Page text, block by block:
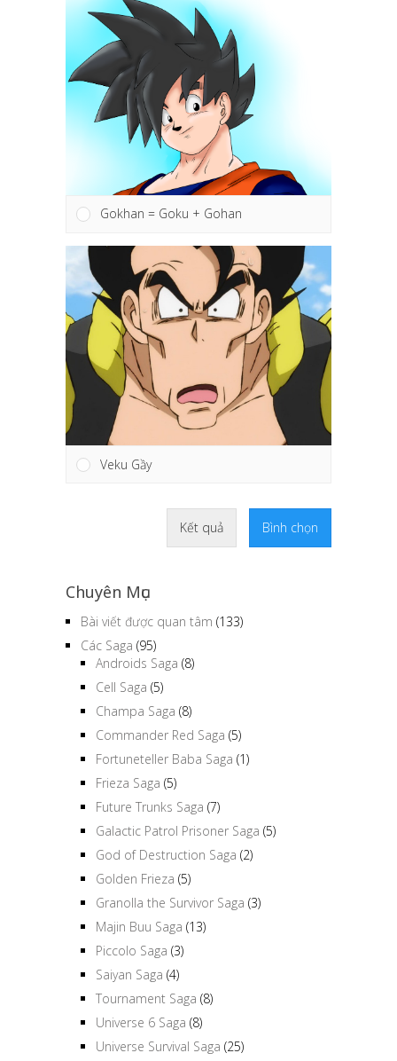
Gokhan = Goku + Gohan
Veku Gầy
Kết quả Bình chọn
Chuyên Mục
Bài viết được quan tâm (133)
Các Saga (95)
Androids Saga (8)
Cell Saga (5)
Champa Saga (8)
Commander Red Saga (5)
Fortuneteller Baba Saga (1)
Frieza Saga (5)
Future Trunks Saga (7)
Galactic Patrol Prisoner Saga (5)
God of Destruction Saga (2)
Golden Frieza (5)
Granolla the Survivor Saga (3)
Majin Buu Saga (13)
Piccolo Saga (3)
Saiyan Saga (4)
Tournament Saga (8)
Universe 6 Saga (8)
Universe Survival Saga (25)